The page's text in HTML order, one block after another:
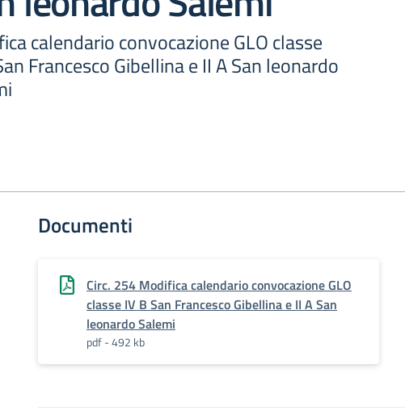
calendario convocazione GLO classe
Francesco Gibellina e II A San leonardo
Documenti
Circ. 254 Modifica calendario convocazione GLO
classe IV B San Francesco Gibellina e II A San
leonardo Salemi
pdf - 492 kb